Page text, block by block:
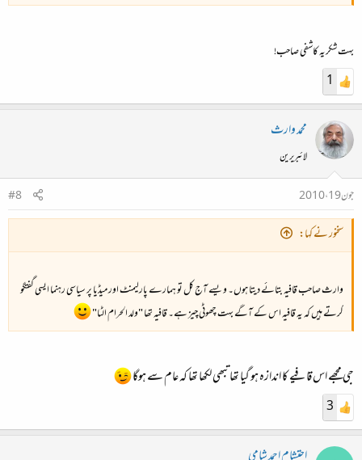
بہت شکریہ کاشفی صاحب!
1
محمد وارث
لائبریرین
جون 19، 2010
#8
سخنور نے کہا:
وارث صاحب قافیہ بتائے دیتا ہوں۔ ویسے آج کل تو ہمارے پارلیمنٹ اور میڈیا پر سیاسی رہنما ایسی گفتگو
کرتے ہیں کہ یہ قافیہ اس کے آگے بہت چھوٹی چیز ہے۔ قافیہ تھا "ولد الحرام الٹا"
جی مجھے اس قافیے کا اندازہ ہو گیا تھا تبھی لکھا تھا کہ عام سے ہوگا
3